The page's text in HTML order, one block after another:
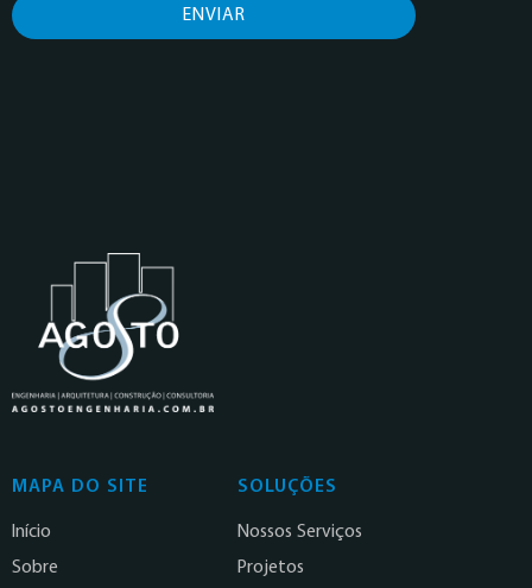
ENVIAR
MAPA DO SITE
Início
Sobre
SOLUÇÕES
Nossos Serviços
Projetos